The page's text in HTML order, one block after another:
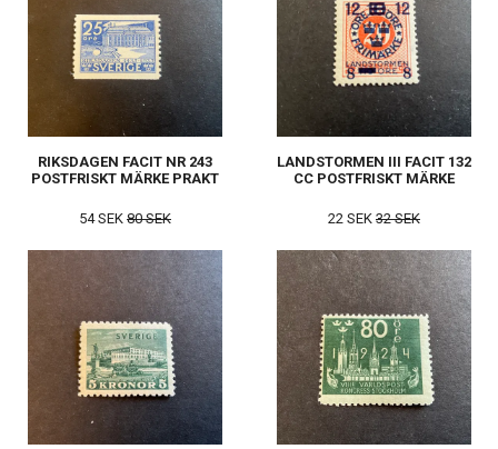
RIKSDAGEN FACIT NR 243
POSTFRISKT MÄRKE PRAKT
54 SEK 80 SEK
LANDSTORMEN III FACIT 132
CC POSTFRISKT MÄRKE
22 SEK 32 SEK